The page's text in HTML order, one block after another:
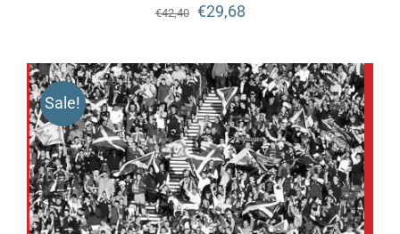
€42,40
Original
was:
€42,40.
€29,68Η
τιμή
είναι:
€29,68.
Sale!